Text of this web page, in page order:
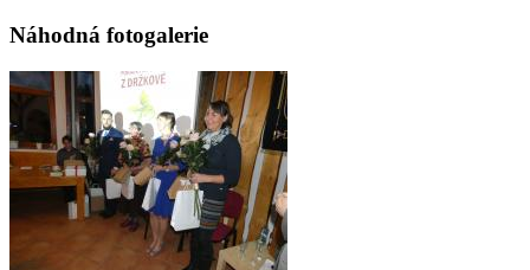
Náhodná fotogalerie